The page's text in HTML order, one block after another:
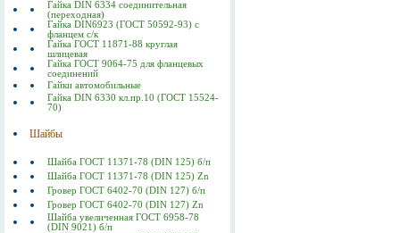
Гайка DIN 6334 соединительная
(переходная)
Гайка DIN6923 (ГОСТ 50592-93) с
фланцем с/к
Гайка ГОСТ 11871-88 круглая
шлицевая
Гайка ГОСТ 9064-75 для фланцевых
соединений
Гайки автомобильные
Гайка DIN 6330 кл.пр.10 (ГОСТ 15524-
70)
Шайбы
Шайба ГОСТ 11371-78 (DIN 125) б/п
Шайба ГОСТ 11371-78 (DIN 125) Zn
Гровер ГОСТ 6402-70 (DIN 127) б/п
Гровер ГОСТ 6402-70 (DIN 127) Zn
Шайба увеличенная ГОСТ 6958-78
(DIN 9021) б/п